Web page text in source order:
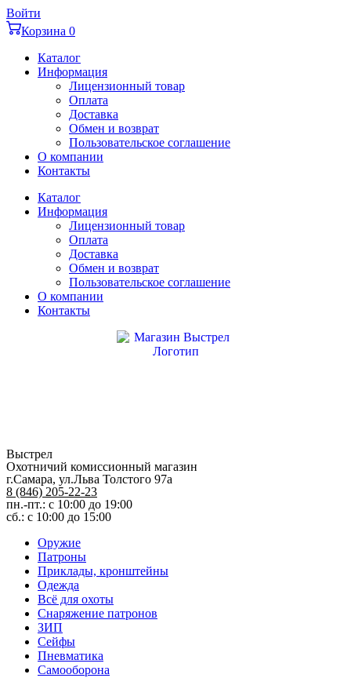
Перейти
к
содержимому
Войти
Корзина 0
Каталог
Информация
Лицензионный товар
Оплата
Доставка
Обмен и возврат
Пользовательское соглашение
О компании
Контакты
Каталог
Информация
Лицензионный товар
Оплата
Доставка
Обмен и возврат
Пользовательское соглашение
О компании
Контакты
Выстрел
Охотничий комиссионный магазин
г.Самара, ул.Льва Толстого 97а
8 (846) 205-22-23
пн.-пт.: с 10:00 до 19:00
сб.: с 10:00 до 15:00
Оружие
Патроны
Приклады, кронштейны
Одежда
Всё для охоты
Снаряжение патронов
ЗИП
Сейфы
Пневматика
Самооборона